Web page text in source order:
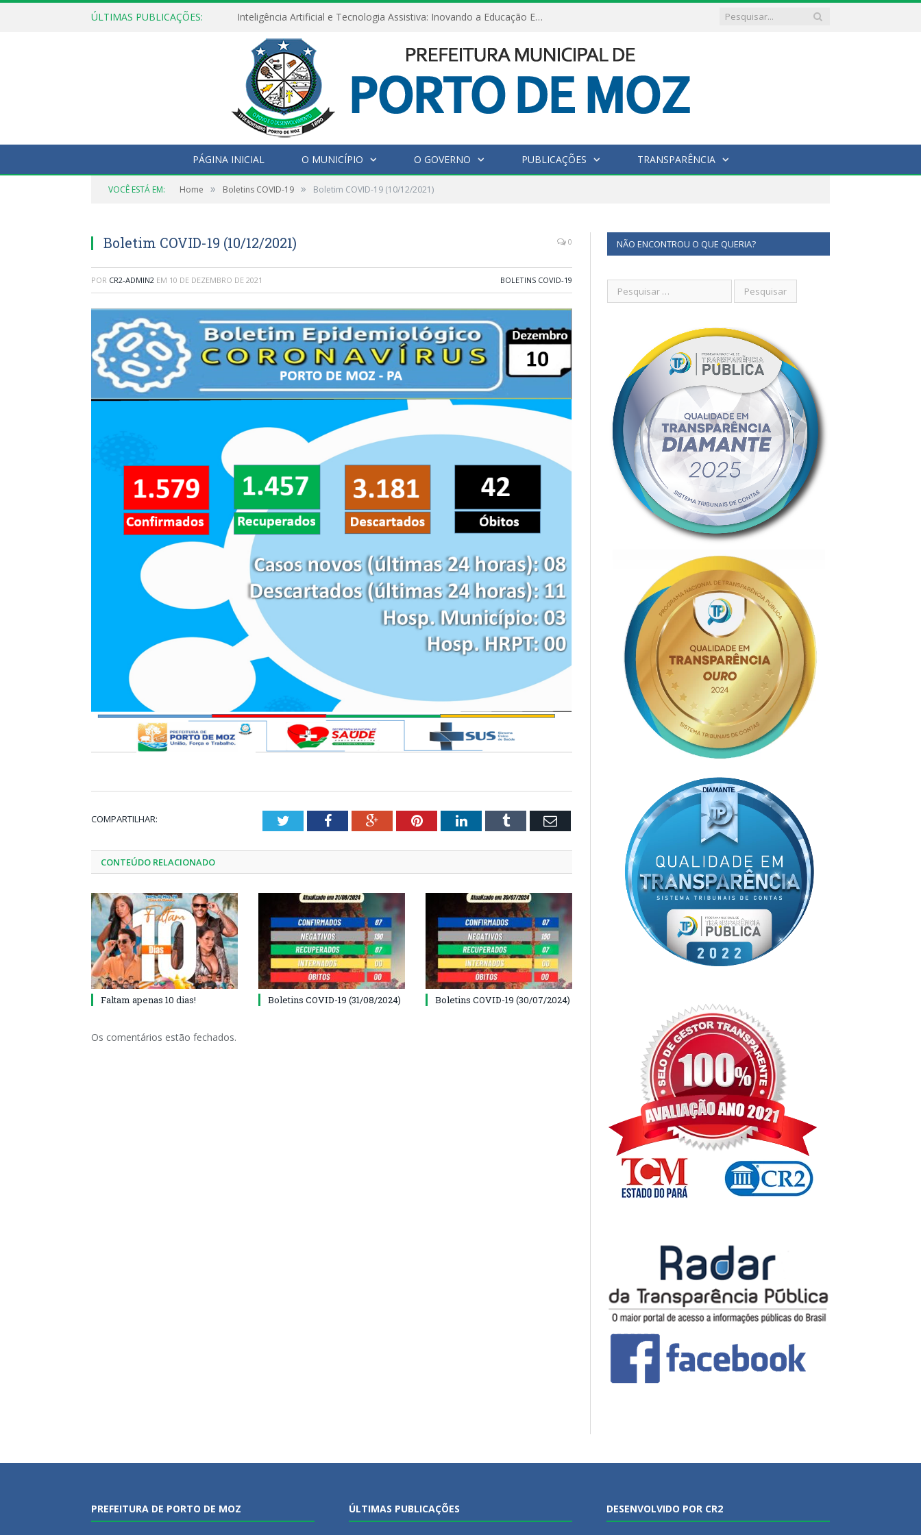
ÚLTIMAS PUBLICAÇÕES: Inteligência Artificial e Tecnologia Assistiva: Inovando a Educação Especial e Inclusiva
PÁGINA INICIAL O MUNICÍPIO O GOVERNO PUBLICAÇÕES TRANSPARÊNCIA
VOCÊ ESTÁ EM: Home » Boletins COVID-19 » Boletim COVID-19 (10/12/2021)
Boletim COVID-19 (10/12/2021) 0
POR CR2-ADMIN2 EM 10 DE DEZEMBRO DE 2021 BOLETINS COVID-19
COMPARTILHAR: TwitterFacebookGoogle+PinterestLinkedInTumblr Email
CONTEÚDO RELACIONADO
Faltam apenas 10 dias! Boletins COVID-19 (31/08/2024) Boletins COVID-19 (30/07/2024)
Os comentários estão fechados.
NÃO ENCONTROU O QUE QUERIA?
PREFEITURA DE PORTO DE MOZ ÚLTIMAS PUBLICAÇÕES DESENVOLVIDO POR CR2